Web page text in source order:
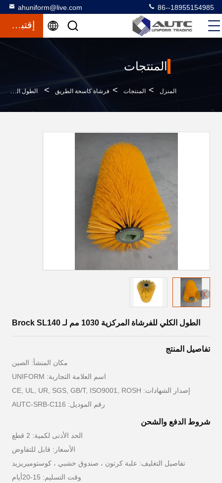
ahuniform@live.com 86--18955154985
إقتباس
المنتجات
المنزل > المنتجات > فرشاة كاسحة الطريق > الطول الكلي للفرشاة المركزية 1030 مم لـ Brock SL140
الطول الكلي للفرشاة المركزية 1030 مم لـ Brock SL140
تفاصيل المنتج
مكان المنشأ: الصين
اسم العلامة التجارية: UNIFORM
إصدار الشهادات: CE, UL, UR, SGS, GB/T, ISO9001, ROSH
رقم الموديل: AUTC-SRB-C116
شروط الدفع والشحن
الحد الأدنى لكمية: 2 قطع
الأسعار: قابل للتفاوض
تفاصيل التغليف: علبة كرتون ، صندوق خشبي ، كوستوميريزيد
وقت التسليم: 15-20أيام